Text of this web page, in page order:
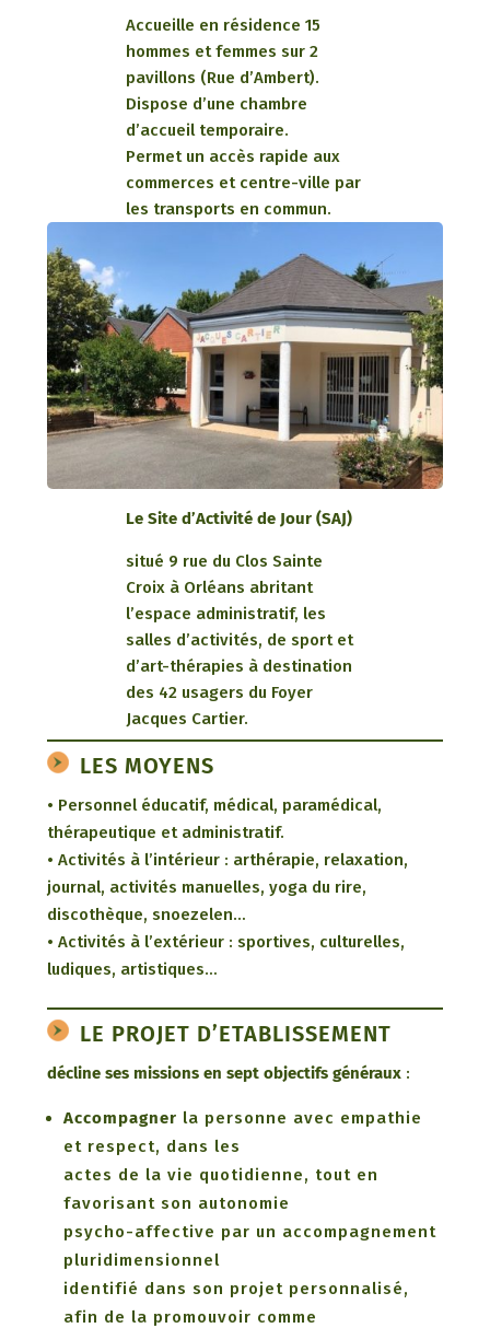
Accueille en résidence 15
hommes et femmes sur 2
pavillons (Rue d’Ambert).
Dispose d’une chambre
d’accueil temporaire.
Permet un accès rapide aux
commerces et centre-ville par
les transports en commun.
Le Site d’Activité de Jour (SAJ)
situé 9 rue du Clos Sainte
Croix à Orléans abritant
l’espace administratif, les
salles d’activités, de sport et
d’art-thérapies à destination
des 42 usagers du Foyer
Jacques Cartier.
LES MOYENS
• Personnel éducatif, médical, paramédical,
thérapeutique et administratif.
• Activités à l’intérieur : arthérapie, relaxation,
journal, activités manuelles, yoga du rire,
discothèque, snoezelen…
• Activités à l’extérieur : sportives, culturelles,
ludiques, artistiques…
LE PROJET D’ETABLISSEMENT
décline ses missions en sept objectifs généraux:
Accompagner la personne avec empathie
et respect, dans les
actes de la vie quotidienne, tout en
favorisant son autonomie
psycho-affective par un accompagnement
pluridimensionnel
identifié dans son projet personnalisé,
afin de la promouvoir comme